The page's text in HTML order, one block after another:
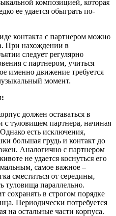
композицией, которая
ее удается обыграть по-
контакта с партнером можно
При нахождении в
следует регулярно
с партнером, учиться
именно движение требуется
момент.
должен оставаться в
с туловищем партнера, начиная
есть исключения,
большая грудь и контакт до
Аналогично с партнером
не удается коснуться его
самое важное –
сместиться от середины,
туловища параллельно.
сохранять в строгом порядке
Периодически потребуется
на остальные части корпуса.